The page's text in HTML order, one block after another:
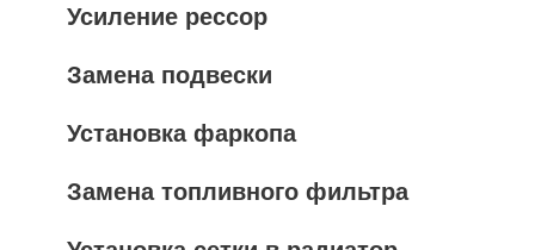
Усиление рессор
Замена подвески
Установка фаркопа
Замена топливного фильтра